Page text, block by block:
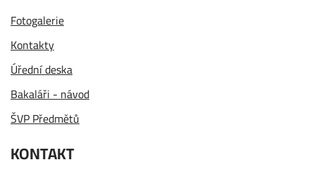
Fotogalerie
Kontakty
Úřední deska
Bakaláři - návod
ŠVP Předmětů
KONTAKT